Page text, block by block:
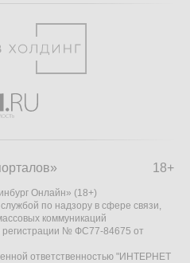
18+
Онлайн» (18+)
по надзору в сфере связи,
коммуникаций
регистрации № ФС77-84675 от
ответственностью "ИНТЕРНЕТ